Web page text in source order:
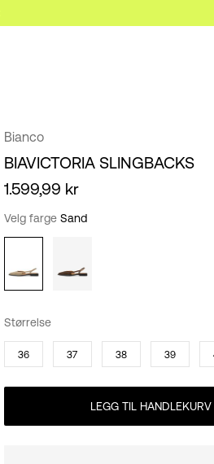
Bianco
BIAVICTORIA SLINGBACKS
1.599,99 kr
Velg farge Sand
Størrelse
36 37 38 39
LEGG TIL HANDLEKURV